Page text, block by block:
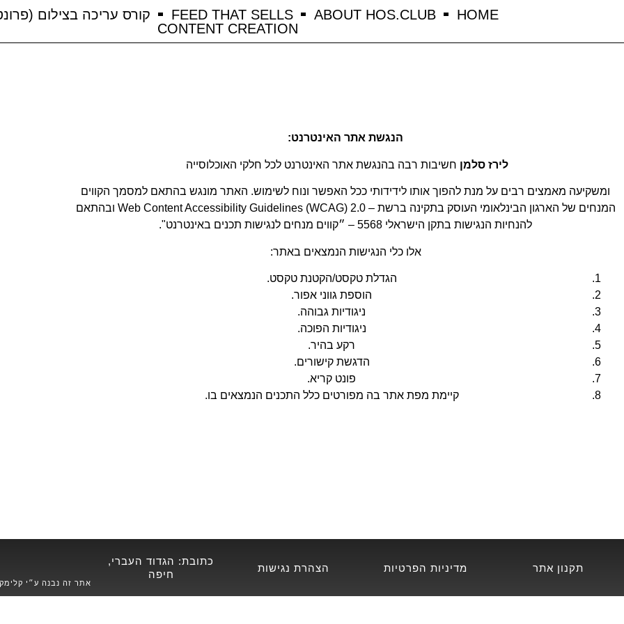
HOME
ABOUT HOS.CLUB
FEED THAT SELLS
קורס עריכה בצילום
CONTENT CREATION
הנגשת אתר האינטרנט:
לירז סלמן חשיבות רבה בהנגשת אתר האינטרנט לכל חלקי האוכלוסייה
ומשקיעה מאמצים רבים על מנת להפוך אותו לידידותי ככל האפשר ונוח לשימוש. האתר מונגש בהתאם למסמך הקווים
המנחים של הארגון הבינלאומי העוסק בתקינה ברשת – Web Content Accessibility Guidelines (WCAG) 2.0 ובהתאם
להנחיות הנגישות בתקן הישראלי 5568 – ״קווים מנחים לנגישות תכנים באינטרנט".
אלו כלי הנגישות הנמצאים באתר:
הגדלת טקסט/הקטנת טקסט.
הוספת גווני אפור.
ניגודיות גבוהה.
ניגודיות הפוכה.
רקע בהיר.
הדגשת קישורים.
פונט קריא.
קיימת מפת אתר בה מפורטים כלל התכנים הנמצאים בו.
תקנון אתר​ מדיניות הפרטיות הצהרת נגישות
כתובת: הגדוד העברי,
חיפה
אתר זה נבנה ע״י